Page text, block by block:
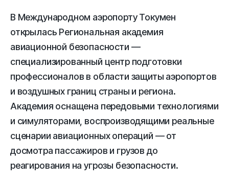
В Международном аэропорту Токумен
открылась Региональная академия
авиационной безопасности —
специализированный центр подготовки
профессионалов в области защиты аэропортов
и воздушных границ страны и региона.
Академия оснащена передовыми технологиями
и симуляторами, воспроизводящими реальные
сценарии авиационных операций — от
досмотра пассажиров и грузов до
реагирования на угрозы безопасности.